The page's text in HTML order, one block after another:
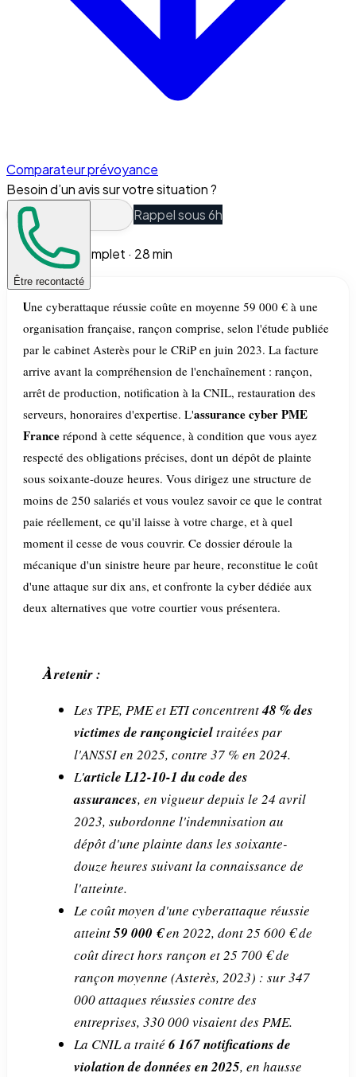
Comparateur prévoyance
Besoin d’un avis sur votre situation ?
Être recontacté
Rappel sous 6h
Guide complet · 28min
Une cyberattaque réussie coûte en moyenne 59 000 € à une
organisation française, rançon comprise, selon l'étude publiée
par le cabinet Asterès pour le CRiP en juin 2023. La facture
arrive avant la compréhension de l'enchaînement : rançon,
arrêt de production, notification à la CNIL, restauration des
serveurs, honoraires d'expertise. L'assurance cyber PME
France répond à cette séquence, à condition que vous ayez
respecté des obligations précises, dont un dépôt de plainte
sous soixante-douze heures. Vous dirigez une structure de
moins de 250 salariés et vous voulez savoir ce que le contrat
paie réellement, ce qu'il laisse à votre charge, et à quel
moment il cesse de vous couvrir. Ce dossier déroule la
mécanique d'un sinistre heure par heure, reconstitue le coût
d'une attaque sur dix ans, et confronte la cyber dédiée aux
deux alternatives que votre courtier vous présentera.
À retenir :
Les TPE, PME et ETI concentrent48 % des
victimes de rançongicieltraitées par
l'ANSSI en 2025, contre 37 % en 2024.
L'article L12-10-1 du code des
assurances, en vigueur depuis le 24 avril
2023, subordonne l'indemnisation au
dépôt d'une plainte dans les soixante-
douze heures suivant la connaissance de
l'atteinte.
Le coût moyen d'une cyberattaque réussie
atteint59 000 €en 2022, dont 25 600 € de
coût direct hors rançon et 25 700 € de
rançon moyenne (Asterès, 2023) : sur 347
000 attaques réussies contre des
entreprises, 330 000 visaient des PME.
La CNIL a traité6 167 notifications de
violation de données en 2025, en hausse